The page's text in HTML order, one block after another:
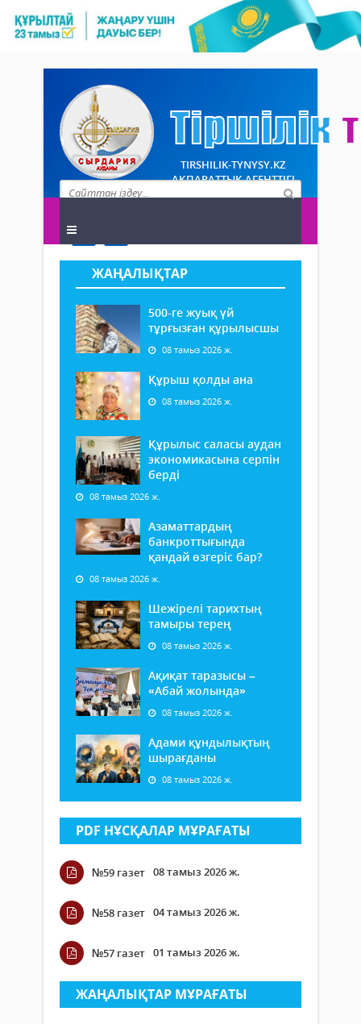
TIRSHILIK-TYNYSY.KZ
АҚПАРАТТЫҚ АГЕНТТІГІ
ЖАҢАЛЫҚТАР
500-ге жуық үй
тұрғызған құрылысшы
08 тамыз 2026 ж.
Құрыш қолды ана
08 тамыз 2026 ж.
Құрылыс саласы аудан
экономикасына серпін
берді
08 тамыз 2026 ж.
Азаматтардың
банкроттығында
қандай өзгеріс бар?
08 тамыз 2026 ж.
Шежірелі тарихтың
тамыры терең
08 тамыз 2026 ж.
Ақиқат таразысы –
«Абай жолында»
08 тамыз 2026 ж.
Адами құндылықтың
шырағданы
08 тамыз 2026 ж.
PDF НҰСҚАЛАР МҰРАҒАТЫ
№59 газет 08 тамыз 2026 ж.
№58 газет 04 тамыз 2026 ж.
№57 газет 01 тамыз 2026 ж.
ЖАҢАЛЫҚТАР МҰРАҒАТЫ